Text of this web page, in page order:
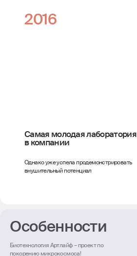
2016
Самая молодая лаборатория
в компании
Однако уже успела продемонстрировать
внушительный потенциал
Особенности
Биотехнология Артлайф – проект по
покорению микрокосмоса!